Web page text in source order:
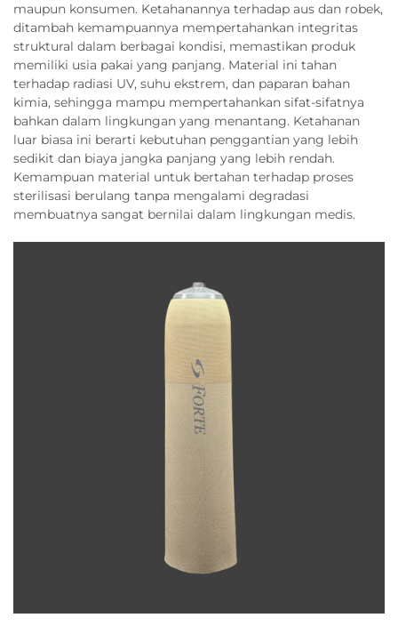
maupun konsumen. Ketahanannya terhadap aus dan robek,
ditambah kemampuannya mempertahankan integritas
struktural dalam berbagai kondisi, memastikan produk
memiliki usia pakai yang panjang. Material ini tahan
terhadap radiasi UV, suhu ekstrem, dan paparan bahan
kimia, sehingga mampu mempertahankan sifat-sifatnya
bahkan dalam lingkungan yang menantang. Ketahanan
luar biasa ini berarti kebutuhan penggantian yang lebih
sedikit dan biaya jangka panjang yang lebih rendah.
Kemampuan material untuk bertahan terhadap proses
sterilisasi berulang tanpa mengalami degradasi
membuatnya sangat bernilai dalam lingkungan medis.